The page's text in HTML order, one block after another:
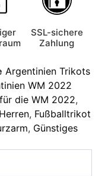
SSL-sichere
Zahlung
Argentinien Trikots
WM 2022
die WM 2022,
, Fußballtrikot
, Günstiges